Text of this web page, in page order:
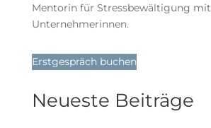
Mentorin für Stressbewältigung mit
Unternehmerinnen.
Erstgespräch buchen
Neueste Beiträge